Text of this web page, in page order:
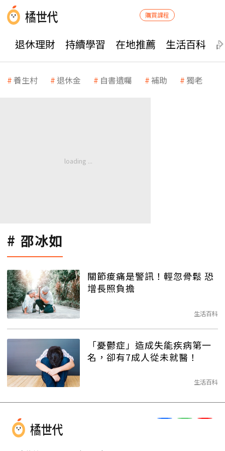
購買課程
退休理財 持續學習 在地推薦 生活百科
養生村 退休金 自書遺囑 補助 獨老
邵冰如
關節痠痛是警訊！輕忽骨鬆 恐
增長照負擔
生活百科
「憂鬱症」造成失能疾病第一
名，卻有7成人從未就醫！
生活百科